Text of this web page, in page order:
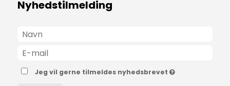
Nyhedstilmelding
Jeg vil gerne tilmeldes nyhedsbrevet